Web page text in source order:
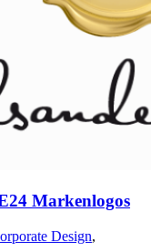
Markenlogos
Design,